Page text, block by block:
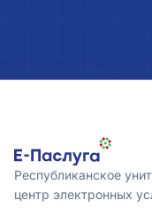
Республиканское
центр электронных